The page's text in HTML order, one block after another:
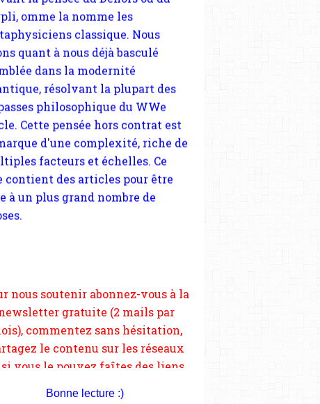
résolvant la plupart des
philosophique du WWe
Cette pensée hors contrat est
d'une complexité, riche de
facteurs et échelles. Ce
contient des articles pour être
à un plus grand nombre de
vous le pouvez faîtes des liens
depuis votre site.
Bonne lecture :)